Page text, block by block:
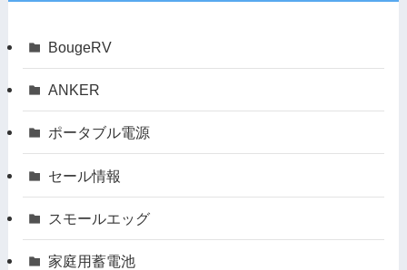
BougeRV
ANKER
ポータブル電源
セール情報
スモールエッグ
家庭用蓄電池